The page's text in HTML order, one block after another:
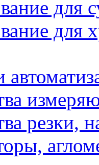
для
для
резки,